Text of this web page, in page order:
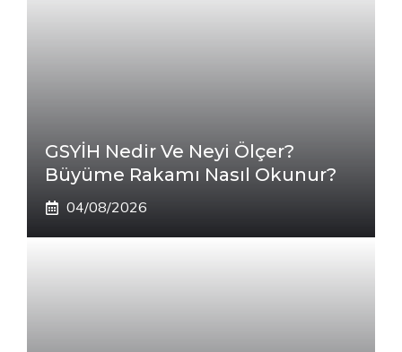
GSYİH Nedir Ve Neyi Ölçer?
Büyüme Rakamı Nasıl Okunur?
04/08/2026